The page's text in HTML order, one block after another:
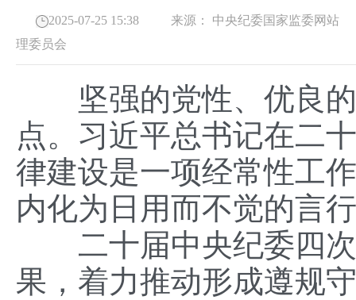
2025-07-25 15:38 来源： 中央纪委国家监委网站
理委员会
坚强的党性、优良的
点。习近平总书记在二
律建设是一项经常性工
内化为日用而不觉的言
二十届中央纪委四次
果，着力推动形成遵规